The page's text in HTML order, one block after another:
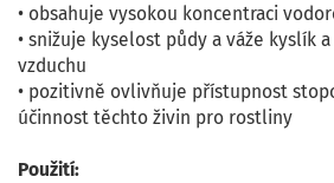
• obsahuje vysokou koncentraci
• snižuje kyselost půdy a váže kyslík
vzduchu
• pozitivně ovlivňuje přístupnost
účinnost těchto živin pro rostliny
Použití: